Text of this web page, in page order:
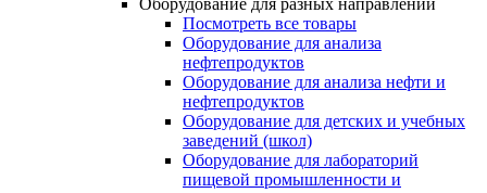
Оборудование для разных направлений
Посмотреть все товары
Оборудование для анализа
нефтепродуктов
Оборудование для анализа нефти и
нефтепродуктов
Оборудование для детских и учебных
заведений (школ)
Оборудование для лабораторий
пищевой промышленности и